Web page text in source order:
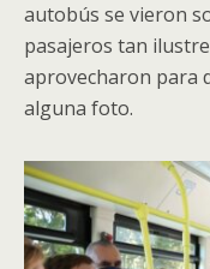
autobús se vieron
pasajeros tan
aprovecharon para
alguna foto.